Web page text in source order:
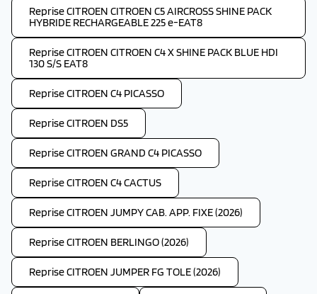
Reprise CITROEN CITROEN C5 AIRCROSS SHINE PACK
HYBRIDE RECHARGEABLE 225 e-EAT8
Reprise CITROEN CITROEN C4 X SHINE PACK BLUE HDI
130 S/S EAT8
Reprise CITROEN C4 PICASSO
Reprise CITROEN DS5
Reprise CITROEN GRAND C4 PICASSO
Reprise CITROEN C4 CACTUS
Reprise CITROEN JUMPY CAB. APP. FIXE (2026)
Reprise CITROEN BERLINGO (2026)
Reprise CITROEN JUMPER FG TOLE (2026)